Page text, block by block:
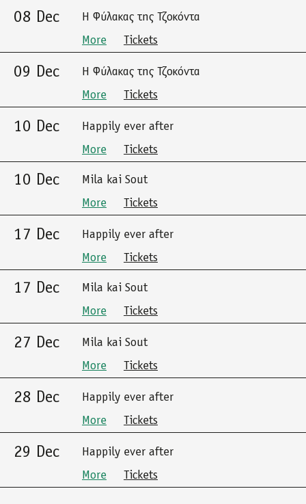
08 Dec
Η Φύλακας της Τζοκόντα
More
Tickets
09 Dec
Η Φύλακας της Τζοκόντα
More
Tickets
10 Dec
Happily ever after
More
Tickets
10 Dec
Mila kai Sout
More
Tickets
17 Dec
Happily ever after
More
Tickets
17 Dec
Mila kai Sout
More
Tickets
27 Dec
Mila kai Sout
More
Tickets
28 Dec
Happily ever after
More
Tickets
29 Dec
Happily ever after
More
Tickets